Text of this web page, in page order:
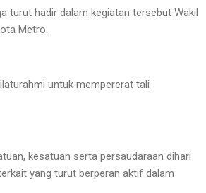
turut hadir dalam kegiatan tersebut Wakil
Metro.
untuk mempererat tali
kesatuan serta persaudaraan dihari
yang turut berperan aktif dalam